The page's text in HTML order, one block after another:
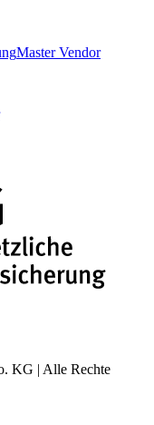
Master Vendor
KG | Alle Rechte